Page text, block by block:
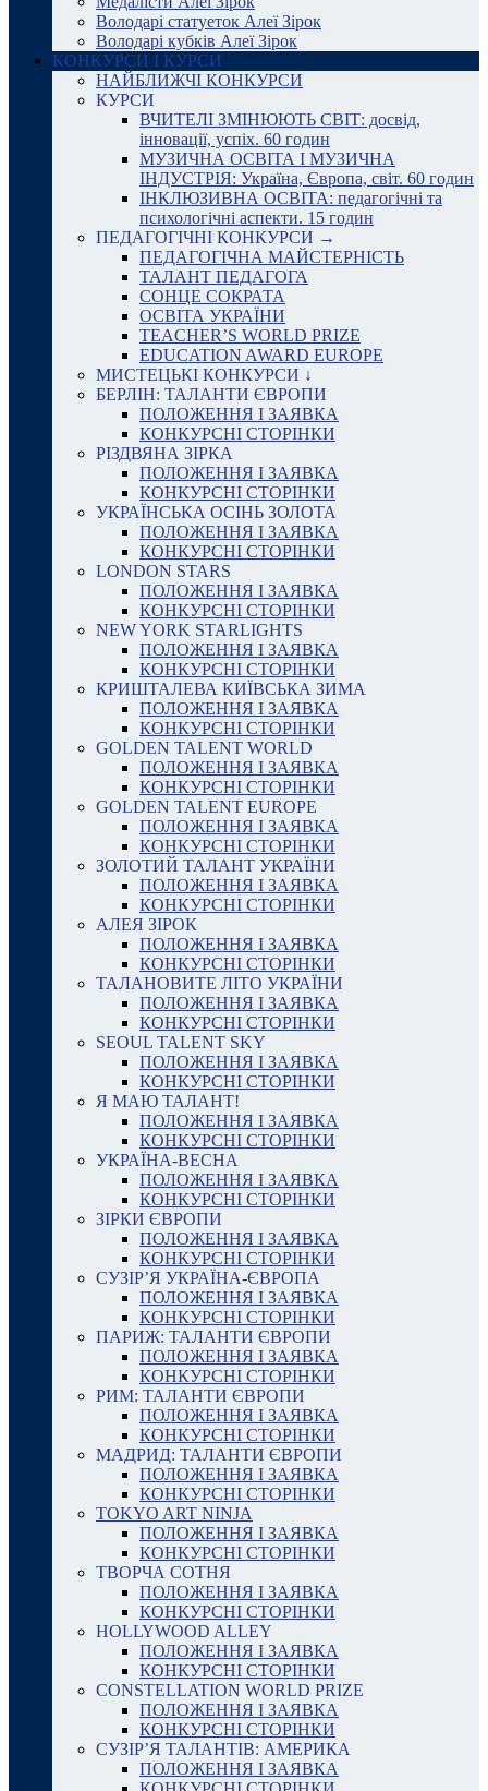
Володарі статуеток Алеї Зірок
Володарі кубків Алеї Зірок
КОНКУРСИ І КУРСИ
НАЙБЛИЖЧІ КОНКУРСИ
КУРСИ
ВЧИТЕЛІ ЗМІНЮЮТЬ СВІТ: досвід,
інновації, успіх. 60 годин
МУЗИЧНА ОСВІТА І МУЗИЧНА
ІНДУСТРІЯ: Україна, Європа, світ. 60 годин
ІНКЛЮЗИВНА ОСВІТА: педагогічні та
психологічні аспекти. 15 годин
ПЕДАГОГІЧНІ КОНКУРСИ →
ПЕДАГОГІЧНА МАЙСТЕРНІСТЬ
ТАЛАНТ ПЕДАГОГА
СОНЦЕ СОКРАТА
ОСВІТА УКРАЇНИ
TEACHER’S WORLD PRIZE
EDUCATION AWARD EUROPE
МИСТЕЦЬКІ КОНКУРСИ ↓
БЕРЛІН: ТАЛАНТИ ЄВРОПИ
ПОЛОЖЕННЯ І ЗАЯВКА
КОНКУРСНІ СТОРІНКИ
РІЗДВЯНА ЗІРКА
ПОЛОЖЕННЯ І ЗАЯВКА
КОНКУРСНІ СТОРІНКИ
УКРАЇНСЬКА ОСІНЬ ЗОЛОТА
ПОЛОЖЕННЯ І ЗАЯВКА
КОНКУРСНІ СТОРІНКИ
LONDON STARS
ПОЛОЖЕННЯ І ЗАЯВКА
КОНКУРСНІ СТОРІНКИ
NEW YORK STARLIGHTS
ПОЛОЖЕННЯ І ЗАЯВКА
КОНКУРСНІ СТОРІНКИ
КРИШТАЛЕВА КИЇВСЬКА ЗИМА
ПОЛОЖЕННЯ І ЗАЯВКА
КОНКУРСНІ СТОРІНКИ
GOLDEN TALENT WORLD
ПОЛОЖЕННЯ І ЗАЯВКА
КОНКУРСНІ СТОРІНКИ
GOLDEN TALENT EUROPE
ПОЛОЖЕННЯ І ЗАЯВКА
КОНКУРСНІ СТОРІНКИ
ЗОЛОТИЙ ТАЛАНТ УКРАЇНИ
ПОЛОЖЕННЯ І ЗАЯВКА
КОНКУРСНІ СТОРІНКИ
АЛЕЯ ЗІРОК
ПОЛОЖЕННЯ І ЗАЯВКА
КОНКУРСНІ СТОРІНКИ
ТАЛАНОВИТЕ ЛІТО УКРАЇНИ
ПОЛОЖЕННЯ І ЗАЯВКА
КОНКУРСНІ СТОРІНКИ
SEOUL TALENT SKY
ПОЛОЖЕННЯ І ЗАЯВКА
КОНКУРСНІ СТОРІНКИ
Я МАЮ ТАЛАНТ!
ПОЛОЖЕННЯ І ЗАЯВКА
КОНКУРСНІ СТОРІНКИ
УКРАЇНА-ВЕСНА
ПОЛОЖЕННЯ І ЗАЯВКА
КОНКУРСНІ СТОРІНКИ
ЗІРКИ ЄВРОПИ
ПОЛОЖЕННЯ І ЗАЯВКА
КОНКУРСНІ СТОРІНКИ
СУЗІР’Я УКРАЇНА-ЄВРОПА
ПОЛОЖЕННЯ І ЗАЯВКА
КОНКУРСНІ СТОРІНКИ
ПАРИЖ: ТАЛАНТИ ЄВРОПИ
ПОЛОЖЕННЯ І ЗАЯВКА
КОНКУРСНІ СТОРІНКИ
РИМ: ТАЛАНТИ ЄВРОПИ
ПОЛОЖЕННЯ І ЗАЯВКА
КОНКУРСНІ СТОРІНКИ
МАДРИД: ТАЛАНТИ ЄВРОПИ
ПОЛОЖЕННЯ І ЗАЯВКА
КОНКУРСНІ СТОРІНКИ
TOKYO ART NINJA
ПОЛОЖЕННЯ І ЗАЯВКА
КОНКУРСНІ СТОРІНКИ
ТВОРЧА СОТНЯ
ПОЛОЖЕННЯ І ЗАЯВКА
КОНКУРСНІ СТОРІНКИ
HOLLYWOOD ALLEY
ПОЛОЖЕННЯ І ЗАЯВКА
КОНКУРСНІ СТОРІНКИ
CONSTELLATION WORLD PRIZE
ПОЛОЖЕННЯ І ЗАЯВКА
КОНКУРСНІ СТОРІНКИ
СУЗІР’Я ТАЛАНТІВ: АМЕРИКА
ПОЛОЖЕННЯ І ЗАЯВКА